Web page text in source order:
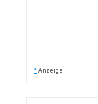
* Anzeige